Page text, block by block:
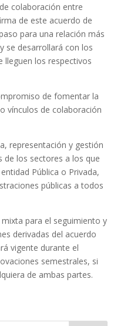
colaboración entre
de este acuerdo de
para una relación más
se desarrollará con los
lleguen los respectivos
de fomentar la
vínculos de colaboración
representación y gestión
de los sectores a los que
Pública o Privada,
públicas a todos
para el seguimiento y
derivadas del acuerdo
vigente durante el
semestrales, si
de ambas partes.